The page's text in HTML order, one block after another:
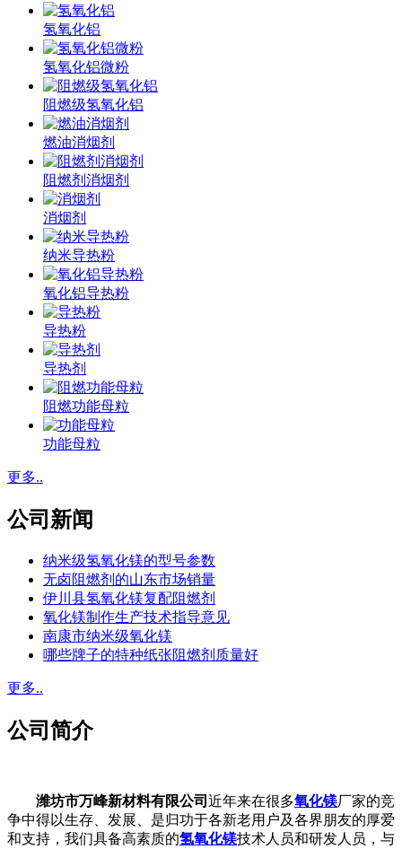
氢氧化铝
氢氧化铝微粉
阻燃级氢氧化铝
燃油消烟剂
阻燃剂消烟剂
消烟剂
纳米导热粉
氧化铝导热粉
导热粉
导热剂
阻燃功能母粒
功能母粒
更多..
公司新闻
纳米级氢氧化镁的型号参数
无卤阻燃剂的山东市场销量
伊川县氢氧化镁复配阻燃剂
氧化镁制作生产技术指导意见
南康市纳米级氧化镁
哪些牌子的特种纸张阻燃剂质量好
更多..
公司简介
潍坊市万峰新材料有限公司 近年来在很多氧化镁厂家的竞
争中得以生存、发展、是归功于各新老用户及各界朋友的厚爱
和支持，我们具备高素质的氢氧化镁技术人员和研发人员，与